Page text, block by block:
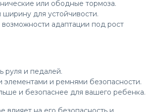
или ободные тормоза.
для устойчивости.
адаптации под рост
руля и педалей.
и ремнями безопасности.
и безопаснее для вашего ребенка.